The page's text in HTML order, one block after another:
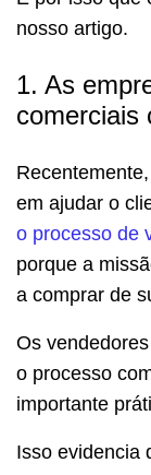
nosso artigo.
1. As
comerciais
em ajudar o
o processo de
porque a
a comprar de
Os
o processo
importante
Isso evidencia